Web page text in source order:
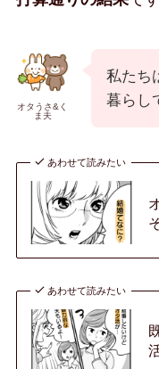
オタうさ&く
ま夫
私たち
暮らし
あわせて読みたい
あわせて読みたい